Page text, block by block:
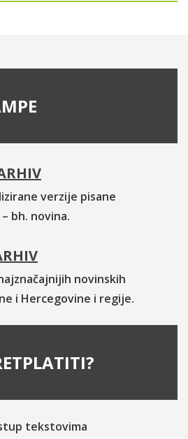
verzije pisane
bh. novina.
novinskih
i Hercegovine i regije.
tekstovima